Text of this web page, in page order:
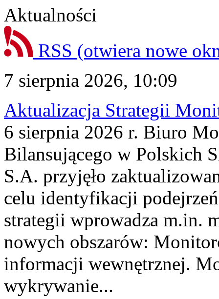
Aktualności
RSS (otwiera nowe
7 sierpnia 2026, 10:09
Aktualizacja Strategii
6 sierpnia 2026 r. Biuro
Bilansującego w Polskich
S.A. przyjęło
celu identyfikacji
strategii wprowadza m.in.
nowych obszarów:
informacji wewnętrznej.
wykrywanie...